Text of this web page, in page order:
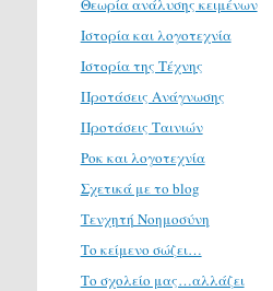
Θεωρία ανάλυσης κειμένων
Ιστορία και λογοτεχνία
Ιστορία της Τέχνης
Προτάσεις Ανάγνωσης
Προτάσεις Ταινιών
Ροκ και λογοτεχνία
Σχετικά με το blog
Τενχητή Νοημοσύνη
Το κείμενο σώζει…
Το σχολείο μας…αλλάζει